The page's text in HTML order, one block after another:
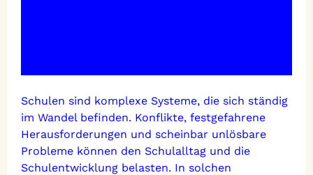
Schulen sind komplexe Systeme, die sich ständig
im Wandel befinden. Konflikte, festgefahrene
Herausforderungen und scheinbar unlösbare
Probleme können den Schulalltag und die
Schulentwicklung belasten. In solchen